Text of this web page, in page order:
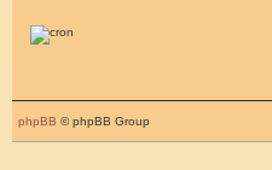
phpBB © phpBB Group